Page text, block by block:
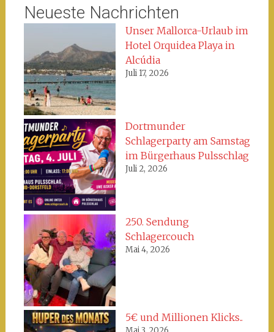
Neueste Nachrichten
Unser Mallorca-Urlaub im
Hotel Orquidea Playa in
Alcúdia
Juli 17, 2026
Dortmunder
Schlagerparty am Samstag
im Bürgerhaus Pulsschlag
Juli 2, 2026
250. Sendung
Schlagercouch
Mai 4, 2026
5€ und Millionen Klicks..